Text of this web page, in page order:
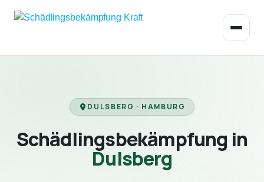
DULSBERG · HAMBURG
Schädlingsbekämpfung in
Dulsberg